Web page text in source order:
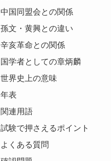
中国同盟会との関係
孫文・黄興との違い
辛亥革命との関係
国学者としての章炳麟
世界史上の意味
年表
関連用語
試験で押さえるポイント
よくある質問